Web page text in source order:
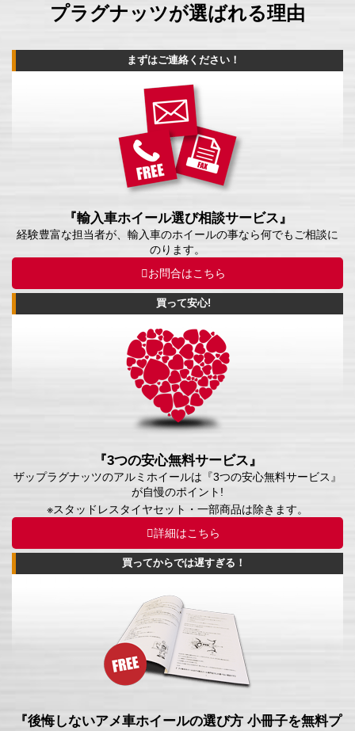
プラグナッツが選ばれる理由
まずはご連絡ください！
『輸入車ホイール選び相談サービス』
経験豊富な担当者が、輸入車のホイールの事なら何でもご相談に
のります。
お問合はこちら
買って安心!
『3つの安心無料サービス』
ザップラグナッツのアルミホイールは『3つの安心無料サービス』
が自慢のポイント!
※スタッドレスタイヤセット・一部商品は除きます。
詳細はこちら
買ってからでは遅すぎる！
『後悔しないアメ車ホイールの選び方 小冊子を無料プ